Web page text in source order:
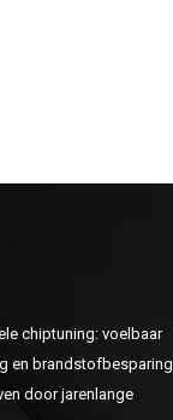
chiptuning: voelbaar
en brandstofbesparing.
door jarenlange